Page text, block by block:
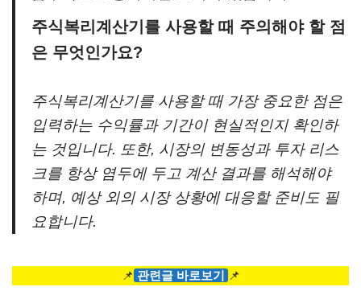
주식복리계산기를 사용할 때 주의해야 할 점
은 무엇인가요?
주식복리계산기를 사용할 때 가장 중요한 점은
입력하는 수익률과 기간이 현실적인지 확인하
는 것입니다. 또한, 시장의 변동성과 투자 리스
크를 항상 염두에 두고 계산 결과를 해석해야
하며, 예상 외의 시장 상황에 대응할 준비도 필
요합니다.
📌 관련글 바로보기 📌